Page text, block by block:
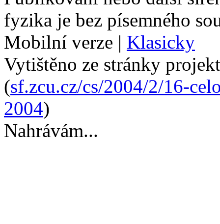
fyzika je bez písemného
Mobilní verze | Klasicky
Vytištěno ze stránky
(sf.zcu.cz/cs/2004/2/16-
2004)
Nahrávám...